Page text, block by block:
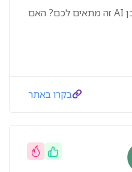
סקירת Rytr: האם מחולל תוכן AI זה מתאים לכם? האם
בקרו באתר